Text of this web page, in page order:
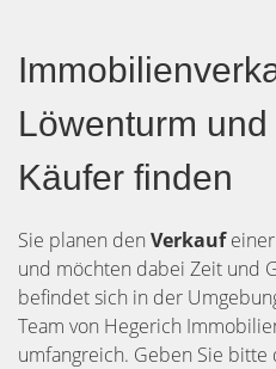
Löwenturm
Käufer finden
Sie planen den Verkaufeiner
und möchten dabei Zeit und
befindet sich in der
Team von Hegerich
umfangreich. Geben Sie bitte